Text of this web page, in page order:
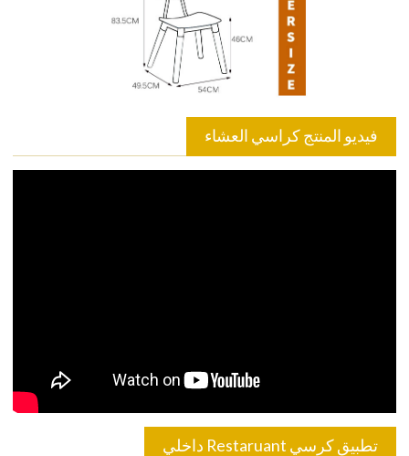
فيديو المنتج كراسي العشاء
تطبيق كرسي Restaruant داخلي